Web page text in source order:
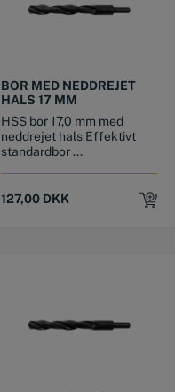
BOR MED NEDDREJET
HALS 17 MM
HSS bor 17,0 mm med
neddrejet hals Effektivt
standardbor ...
127,00 DKK